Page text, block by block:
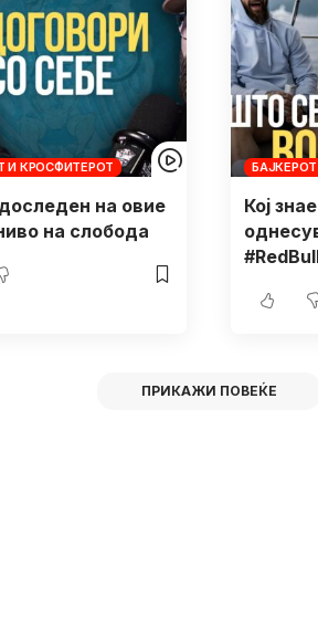
И КРОСФИТЕРОТ
на овие
на слобода
Кој
ПРИКАЖИ ПОВЕЌЕ